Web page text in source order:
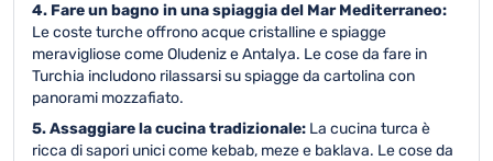
4. Fare un bagno in una spiaggia del Mar Mediterraneo:
Le coste turche offrono acque cristalline e spiagge
meravigliose come Oludeniz e Antalya. Le cose da fare in
Turchia includono rilassarsi su spiagge da cartolina con
panorami mozzafiato.
5. Assaggiare la cucina tradizionale: La cucina turca è
ricca di sapori unici come kebab, meze e baklava. Le cose da